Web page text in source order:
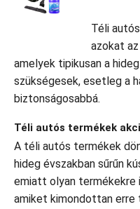
Téli
azokat
amelyek tipikusan a
szükségesek, esetleg a
biztonságosabbá.
Téli autós termékek
A téli autós termékek
hideg évszakban sűrűn
emiatt olyan termékekre
amiket kimondottan